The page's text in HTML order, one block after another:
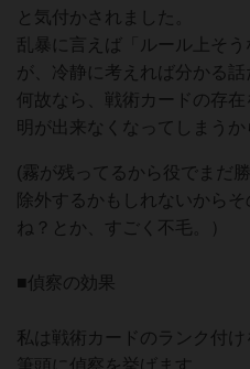
と気付かされました。
乱暴に言えば「ルール上そう
が、冷静に考えれば分かる話
何故なら、戦術カードの存在
明が出来なくなってしまうか
(霧が残ってるから役でまだ
除外するかもしれないから
ね？とか、すごく不毛。）
■偵察の効果
私は戦術カードのランク付
筆頭に偵察を挙げます。